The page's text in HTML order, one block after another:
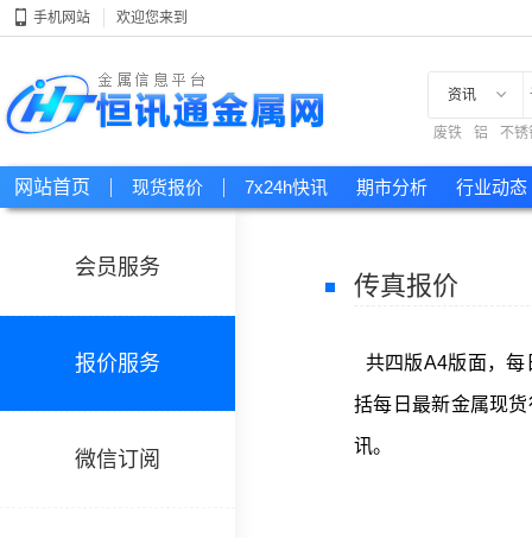
手机网站 欢迎您来到
资讯
现货
废铁 铝 不锈
网站首页 现货报价 7x24h快讯 期市分析 行业动态
会员服务
报价服务
微信订阅
传真报价
共四版A4版面，
括每日最新金属现
讯。